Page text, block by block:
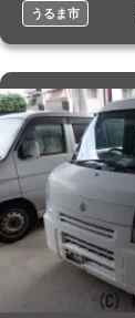
うるま市